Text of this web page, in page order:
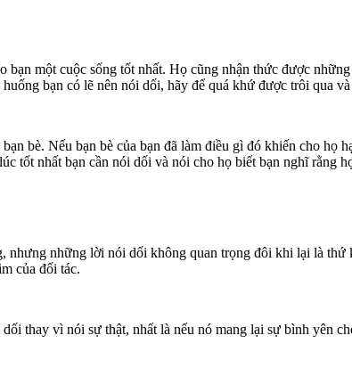
bạn một cuộc sống tốt nhất. Họ cũng nhận thức được
bạn có lẽ nên nói dối, hãy để quá khứ được trôi qua
bè. Nếu bạn bè của bạn đã làm điều gì đó khiến cho
tốt nhất bạn cần nói dối và nói cho họ biết bạn nghĩ rằng
nhưng những lời nói dối không quan trọng đôi khi lại là
của đối tác.
thay vì nói sự thật, nhất là nếu nó mang lại sự bình yên